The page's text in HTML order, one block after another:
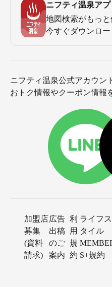
ニフティ温泉アプ
地図検索がもっと
今すぐダウンロー
ニフティ温泉公式アカウン
おトク情報やクーポン情報
加盟店
募集
(資料
請求)
広告
出稿
のご
案内
利
用
規
約
ライフス
タイル
S+規約